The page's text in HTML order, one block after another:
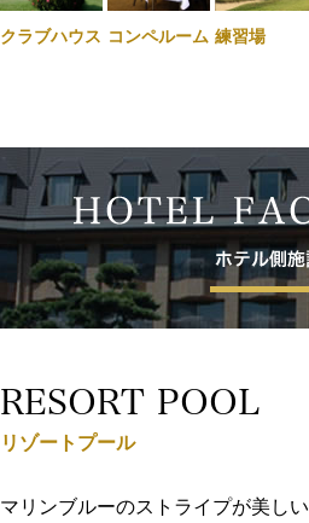
クラブハウス コンペルーム 練習場
RESORT POOL
リゾートプール
マリンブルーのストライプが美し